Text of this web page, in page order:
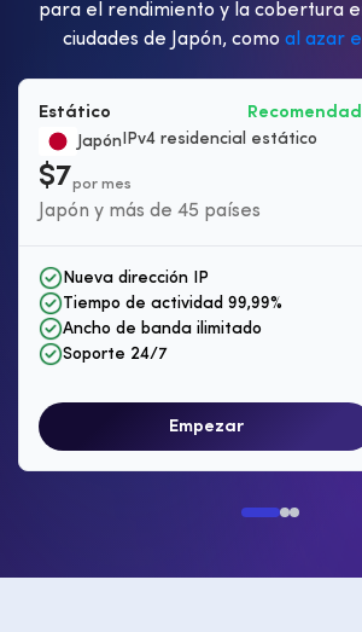
para el rendimiento y la cobertura
ciudades de Japón, como al azar
Estático
JapónIPv4 residencial estático
$7por mes
Japón y más de 45 países
Nueva dirección IP
Tiempo de actividad 99,99%
Ancho de banda ilimitado
Soporte 24/7
Empezar